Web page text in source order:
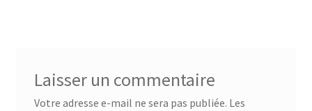
Laisser un commentaire
Votre adresse e-mail ne sera pas publiée. Les